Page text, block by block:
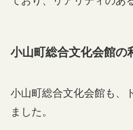
小山町総合文化会館の
小山町総合文化会館も、
ました。